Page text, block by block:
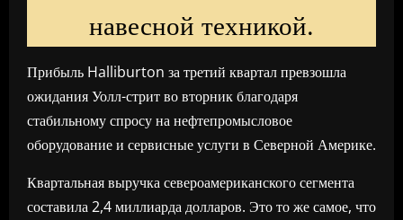
навесной техникой.
Прибыль Halliburton за третий квартал превзошла
ожидания Уолл-стрит во вторник благодаря
стабильному спросу на нефтепромысловое
оборудование и сервисные услуги в Северной Америке.
Квартальная выручка североамериканского сегмента
составила 2,4 миллиарда долларов. Это то же самое, что